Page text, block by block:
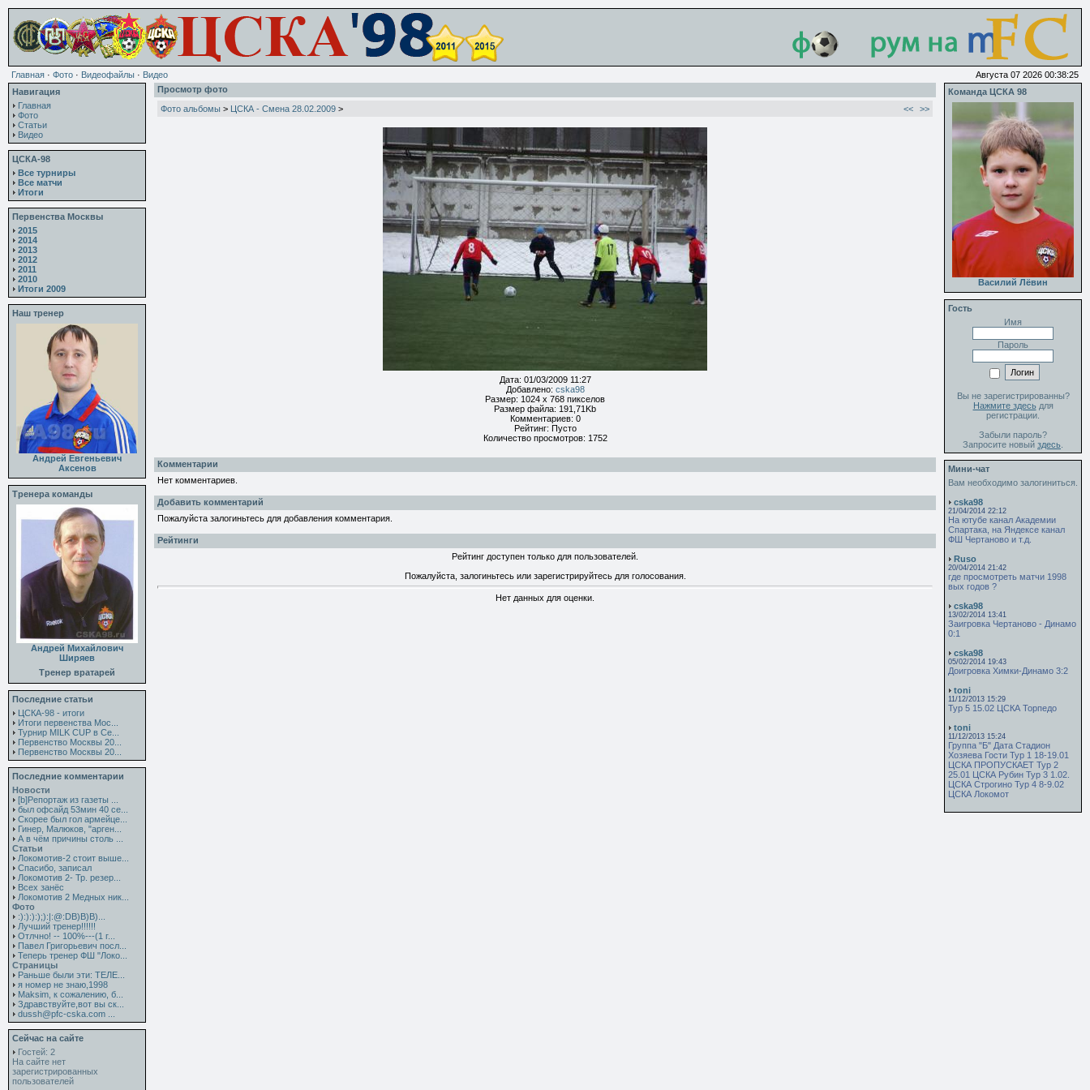
Главная · Фото · Видеофайлы · Видео
Августа 07 2026 00:38:25
Навигация
Главная
Фото
Статьи
Видео
ЦСКА-98
Все турниры
Все матчи
Итоги
Первенства Москвы
2015
2014
2013
2012
2011
2010
Итоги 2009
Наш тренер
Андрей Евгеньевич
Аксенов
Тренера команды
Андрей Михайлович
Ширяев
Тренер вратарей
Последние статьи
ЦСКА-98 - итоги
Итоги первенства Мос...
Турнир MILK CUP в Се...
Первенство Москвы 20...
Первенство Москвы 20...
Последние комментарии
Новости
[b]Репортаж из газеты ...
был офсайд 53мин 40 се...
Скорее был гол армейце...
Гинер, Малюков, "арген...
А в чём причины столь ...
Статьи
Локомотив-2 стоит выше...
Спасибо, записал
Локомотив 2- Тр. резер...
Всех занёс
Локомотив 2 Медных ник...
Фото
:):):):);):|:@:DB)B)B)...
Лучший тренер!!!!!!
Отлчно! -- 100%---(1 г...
Павел Григорьевич посл...
Теперь тренер ФШ "Локо...
Страницы
Раньше были эти: ТЕЛЕ...
я номер не знаю,1998
Maksim, к сожалению, б...
Здравствуйте,вот вы ск...
dussh@pfc-cska.com ...
Сейчас на сайте
Гостей: 2
На сайте нет
зарегистрированных
пользователей
Просмотр фото
Фото альбомы > ЦСКА - Смена 28.02.2009 > << >>
Дата: 01/03/2009 11:27
Добавлено: cska98
Размер: 1024 x 768 пикселов
Размер файла: 191,71Kb
Комментариев: 0
Рейтинг: Пусто
Количество просмотров: 1752
Комментарии
Нет комментариев.
Добавить комментарий
Пожалуйста залогиньтесь для добавления комментария.
Рейтинги
Рейтинг доступен только для пользователей.
Пожалуйста, залогиньтесь или зарегистрируйтесь для голосования.
Нет данных для оценки.
Команда ЦСКА 98
Василий Лёвин
Гость
Имя
Пароль
Вы не зарегистрированны?
Нажмите здесьдля
регистрации.
Забыли пароль?
Запросите новый здесь
Мини-чат
Вам необходимо залогиниться.
cska98
21/04/2014 22:12
На ютубе канал Академии
Спартака, на Яндексе канал
ФШ Чертаново и т.д.
Ruso
20/04/2014 21:42
где просмотреть матчи 1998
вых годов ?
cska98
13/02/2014 13:41
Заигровка Чертаново - Динамо
0:1
cska98
05/02/2014 19:43
Доигровка Химки-Динамо 3:2
toni
11/12/2013 15:29
Тур 5 15.02 ЦСКА Торпедо
toni
11/12/2013 15:24
Группа "Б" Дата Стадион
Хозяева Гости Тур 1 18-19.01
ЦСКА ПРОПУСКАЕТ Тур 2
25.01 ЦСКА Рубин Тур 3 1.02.
ЦСКА Строгино Тур 4 8-9.02
ЦСКА Локомот